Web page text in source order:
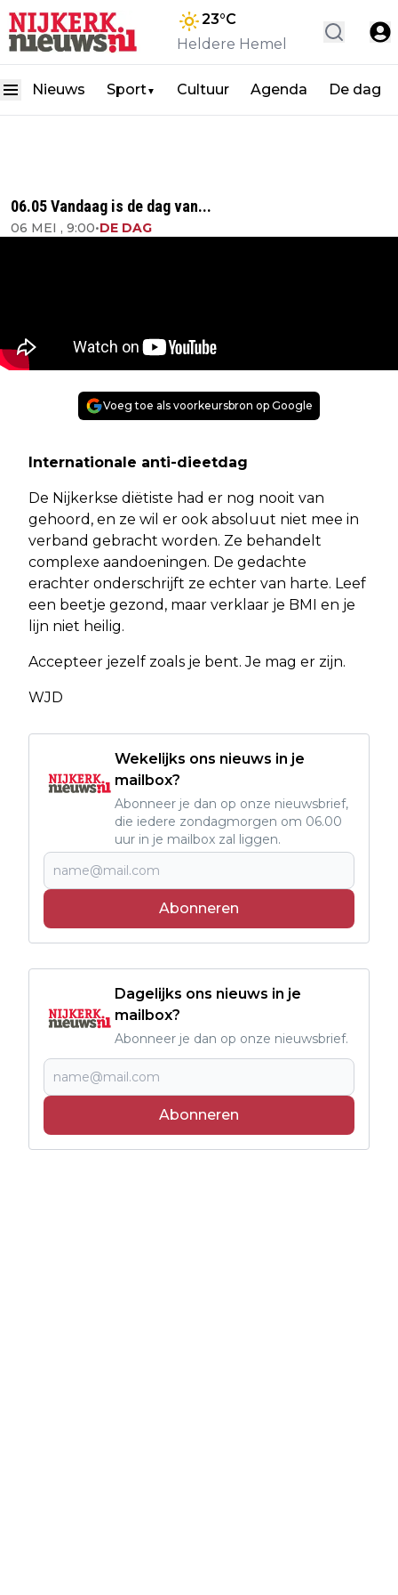
23°C
Heldere Hemel
Nieuws Sport▼ Cultuur Agenda De dag
06.05 Vandaag is de dag van...
06 MEI , 9:00•DE DAG
Voeg toe als voorkeursbron op Google
Internationale anti-dieetdag
De Nijkerkse diëtiste had er nog nooit van
gehoord, en ze wil er ook absoluut niet mee in
verband gebracht worden. Ze behandelt
complexe aandoeningen. De gedachte
erachter onderschrijft ze echter van harte. Leef
een beetje gezond, maar verklaar je BMI en je
lijn niet heilig.
Accepteer jezelf zoals je bent. Je mag er zijn.
WJD
Wekelijks ons nieuws in je
mailbox?
Abonneer je dan op onze nieuwsbrief,
die iedere zondagmorgen om 06.00
uur in je mailbox zal liggen.
Abonneren
Dagelijks ons nieuws in je
mailbox?
Abonneer je dan op onze nieuwsbrief.
Abonneren